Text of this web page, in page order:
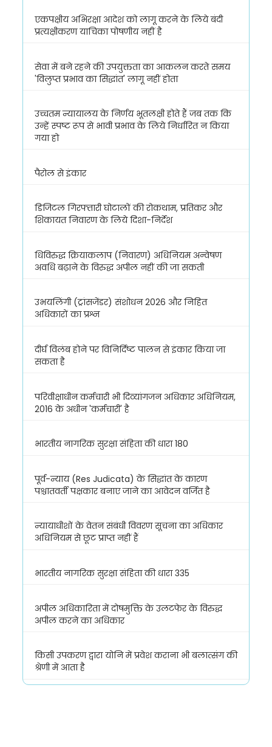
एकपक्षीय अभिरक्षा आदेश को लागू करने के लिये बंदी
प्रत्यक्षीकरण याचिका पोषणीय नहीं है
सेवा में बने रहने की उपयुक्तता का आकलन करते समय
'विलुप्त प्रभाव का सिद्धांत' लागू नहीं होता
उच्चतम न्यायालय के निर्णय भूतलक्षी होते हैं जब तक कि
उन्हें स्पष्ट रूप से भावी प्रभाव के लिये निर्धारित न किया
गया हो
पैरोल से इंकार
डिजिटल गिरफ्तारी घोटालों की रोकथाम, प्रतिकर और
शिकायत निवारण के लिये दिशा-निर्देश
धिविरुद्ध क्रियाकलाप (निवारण) अधिनियम अन्वेषण
अवधि बढ़ाने के विरुद्ध अपील नहीं की जा सकती
उभयलिंगी (ट्रांसजेंडर) संशोधन 2026 और निहित
अधिकारों का प्रश्न
दीर्घ विलंब होने पर विनिर्दिष्ट पालन से इंकार किया जा
सकता है
परिवीक्षाधीन कर्मचारी भी दिव्यांगजन अधिकार अधिनियम,
2016 के अधीन 'कर्मचारी' है
भारतीय नागरिक सुरक्षा संहिता की धारा 180
पूर्व-न्याय (Res Judicata) के सिद्धांत के कारण
पश्चातवर्ती पक्षकार बनाए जाने का आवेदन वर्जित है
न्यायाधीशों के वेतन संबंधी विवरण सूचना का अधिकार
अधिनियम से छूट प्राप्त नहीं हैं
भारतीय नागरिक सुरक्षा संहिता की धारा 335
अपील अधिकारिता में दोषमुक्ति के उलटफेर के विरुद्ध
अपील करने का अधिकार
किसी उपकरण द्वारा योनि में प्रवेश कराना भी बलात्संग की
श्रेणी में आता है